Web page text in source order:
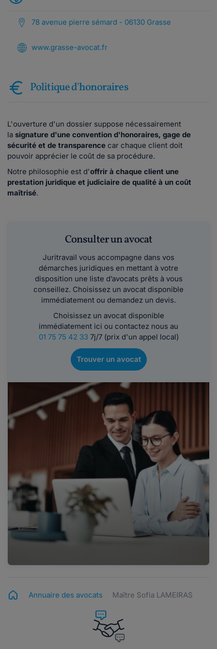
78 avenue pierre sémard - 06130 Grasse
www.grasse-avocat.fr
Politique d'honoraires
L'ouverture d'un dossier suppose nécessairement
la signature d'une convention d'honoraires, gage de
sécurité et de transparence car chaque client doit
pouvoir apprécier le coût de sa procédure.
Notre philosophie est d'offrir à chaque client une
prestation juridique et judiciaire de qualité à un coût
maîtrisé.
Consulter un avocat
Juritravail vous accompagne dans vos
démarches juridiques en mettant à votre
disposition une liste d’avocats prêts à vous
conseillez. Choisissez un avocat disponible
immédiatement ou demandez un devis.
Choisissez un avocat disponible
immédiatement ici ou contactez nous au
01 75 75 42 337j/7 (prix d'un appel local)
Trouver un avocat
Annuaire des avocats Maître Sofia LAMEIRAS